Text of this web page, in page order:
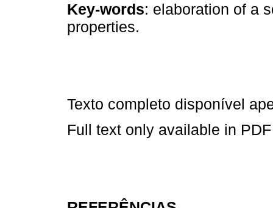
Key-words: elaboration of a
properties.
Texto completo disponível
Full text only available in